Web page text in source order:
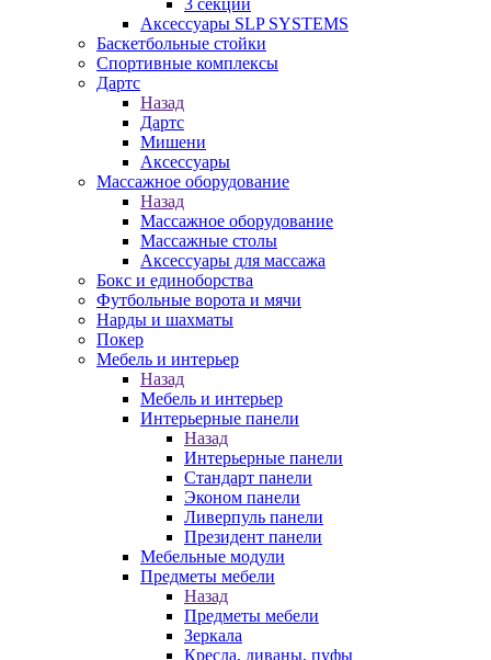
3 секции
Аксессуары SLP SYSTEMS
Баскетбольные стойки
Спортивные комплексы
Дартс
Назад
Дартс
Мишени
Аксессуары
Массажное оборудование
Назад
Массажное оборудование
Массажные столы
Аксессуары для массажа
Бокс и единоборства
Футбольные ворота и мячи
Нарды и шахматы
Покер
Мебель и интерьер
Назад
Мебель и интерьер
Интерьерные панели
Назад
Интерьерные панели
Стандарт панели
Эконом панели
Ливерпуль панели
Президент панели
Мебельные модули
Предметы мебели
Назад
Предметы мебели
Зеркала
Кресла, диваны, пуфы